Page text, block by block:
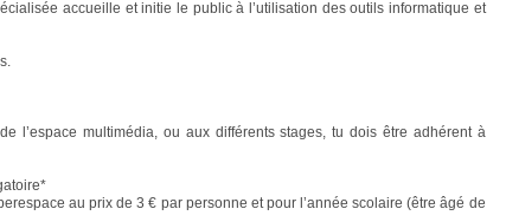
accueille et initie le public à l’utilisation des outils informatique et
l’espace multimédia, ou aux différents stages, tu dois être adhérent à
au prix de 3 € par personne et pour l’année scolaire (être âgé de